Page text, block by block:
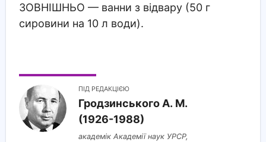
ЗОВНІШНЬО — ванни з відвару (50 г
сировини на 10 л води).
ПІД РЕДАКЦІЄЮ
Гродзинського A. M.
(1926-1988)
академік Академії наук УРСР,